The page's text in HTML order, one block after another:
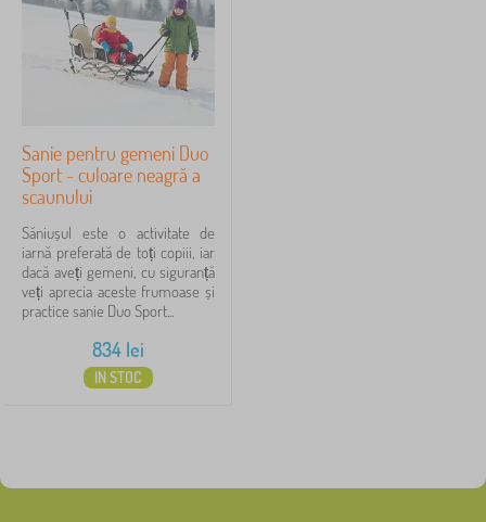
Sanie pentru gemeni Duo
Sport - culoare neagră a
scaunului
Săniușul este o activitate de
iarnă preferată de toți copiii, iar
dacă aveți gemeni, cu siguranță
veți aprecia aceste frumoase și
practice sanie Duo Sport...
834 lei
IN STOC